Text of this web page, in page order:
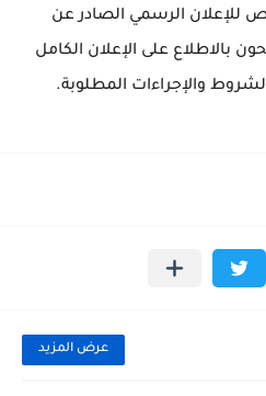
للإعلان الرسمي الصادر عن
بالاطلاع على الإعلان الكامل
والإجراءات المطلوبة.
عرض المزيد